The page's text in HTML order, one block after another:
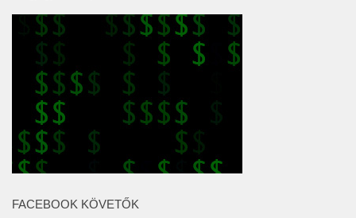
FACEBOOK KÖVETŐK